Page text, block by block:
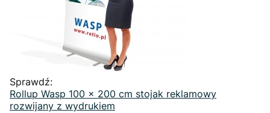
Sprawdź:
Rollup Wasp 100 x 200 cm stojak reklamowy
rozwijany z wydrukiem